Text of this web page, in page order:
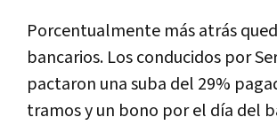
Porcentualmente más atrás
bancarios. Los conducidos por
pactaron una suba del 29%
tramos y un bono por el día del